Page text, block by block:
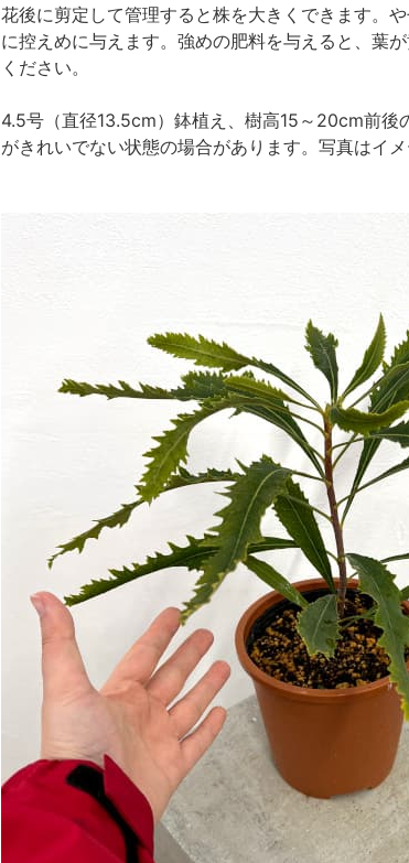
花後に剪定して管理すると株を大きくできます。
に控えめに与えます。強めの肥料を与えると、葉
ください。
4.5号（直径13.5cm）鉢植え、樹高15～20cm前
がきれいでない状態の場合があります。写真はイメ